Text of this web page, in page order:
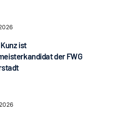
ist
der FWG